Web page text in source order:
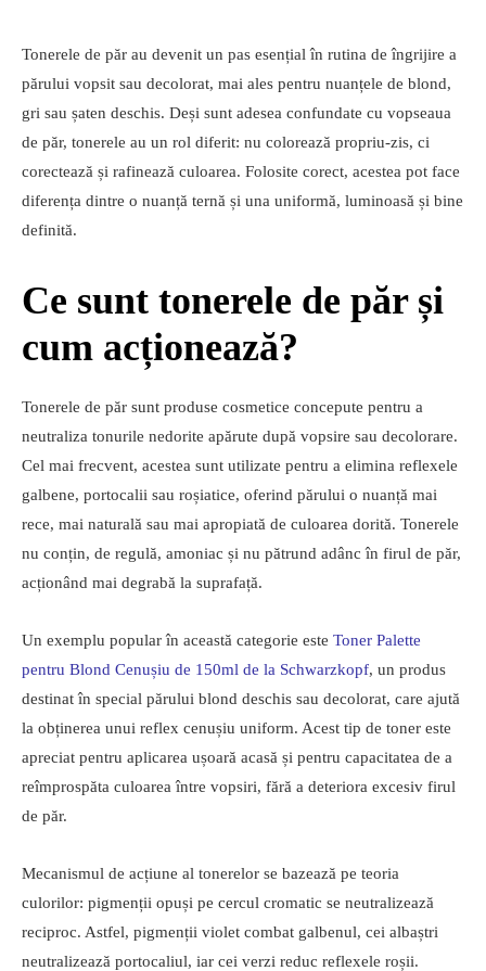
Tonerele de păr au devenit un pas esențial în rutina de îngrijire a
părului vopsit sau decolorat, mai ales pentru nuanțele de blond,
gri sau șaten deschis. Deși sunt adesea confundate cu vopseaua
de păr, tonerele au un rol diferit: nu colorează propriu-zis, ci
corectează și rafinează culoarea. Folosite corect, acestea pot face
diferența dintre o nuanță ternă și una uniformă, luminoasă și bine
definită.
Ce sunt tonerele de păr și
cum acționează?
Tonerele de păr sunt produse cosmetice concepute pentru a
neutraliza tonurile nedorite apărute după vopsire sau decolorare.
Cel mai frecvent, acestea sunt utilizate pentru a elimina reflexele
galbene, portocalii sau roșiatice, oferind părului o nuanță mai
rece, mai naturală sau mai apropiată de culoarea dorită. Tonerele
nu conțin, de regulă, amoniac și nu pătrund adânc în firul de păr,
acționând mai degrabă la suprafață.
Un exemplu popular în această categorie este Toner Palette
pentru Blond Cenușiu de 150ml de la Schwarzkopf, un produs
destinat în special părului blond deschis sau decolorat, care ajută
la obținerea unui reflex cenușiu uniform. Acest tip de toner este
apreciat pentru aplicarea ușoară acasă și pentru capacitatea de a
reîmprospăta culoarea între vopsiri, fără a deteriora excesiv firul
de păr.
Mecanismul de acțiune al tonerelor se bazează pe teoria
culorilor: pigmenții opuși pe cercul cromatic se neutralizează
reciproc. Astfel, pigmenții violet combat galbenul, cei albaștri
neutralizează portocaliul, iar cei verzi reduc reflexele roșii.